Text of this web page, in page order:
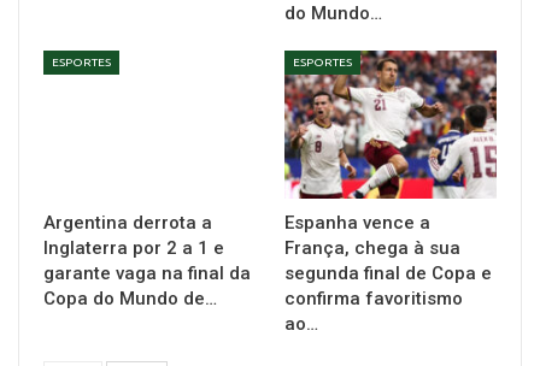
do Mundo…
ESPORTES
Argentina derrota a
Inglaterra por 2 a 1 e
garante vaga na final da
Copa do Mundo de…
ESPORTES
Espanha vence a
França, chega à sua
segunda final de Copa e
confirma favoritismo
ao…